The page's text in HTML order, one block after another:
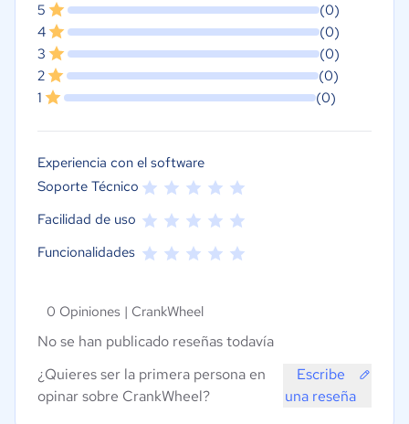
5
(0)
4
(0)
3
(0)
2
(0)
1
(0)
Experiencia con el software
Soporte Técnico
Facilidad de uso
Funcionalidades
0 Opiniones | CrankWheel
No se han publicado reseñas todavía
¿Quieres ser la primera persona en
opinar sobre CrankWheel?
Escribe
una reseña